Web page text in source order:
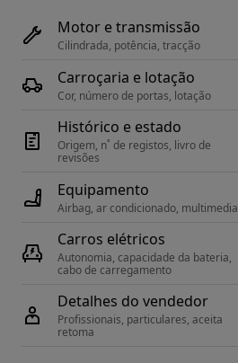
Motor e transmissão
Cilindrada, potência, tracção
Carroçaria e lotação
Cor, número de portas, lotação
Histórico e estado
Origem, n˚ de registos, livro de
revisões
Equipamento
Airbag, ar condicionado, multimedia
Carros elétricos
Autonomia, capacidade da bateria,
cabo de carregamento
Detalhes do vendedor
Profissionais, particulares, aceita
retoma